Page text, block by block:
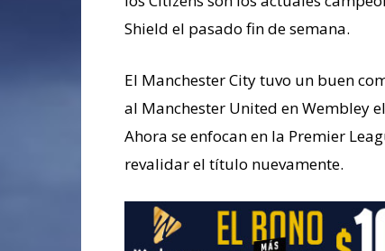
Shield el pasado fin de semana.
El Manchester City tuvo un buen
al Manchester United en Wembley
Ahora se enfocan en la Premier
revalidar el título nuevamente.